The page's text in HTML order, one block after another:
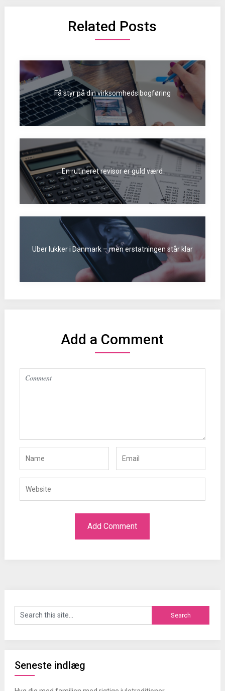
Related Posts
Få styr på din virksomheds bogføring
En rutineret revisor er guld værd
Uber lukker i Danmark – men erstatningen står klar
Add a Comment
Seneste indlæg